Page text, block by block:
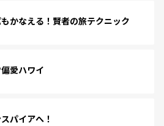
かなえる！賢者の旅テクニック
愛ハワイ
パイアへ！